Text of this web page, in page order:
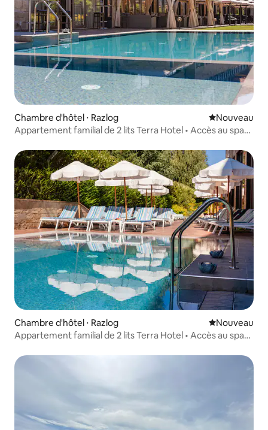
Chambre d'hôtel ⋅ Razlog Nouvel
Nouveau
Appartement familial de 2 lits Terra Hotel • Accès au spa
Chambre d'hôtel ⋅ Razlog Nouvel
Nouveau
Appartement familial de 2 lits Terra Hotel • Accès au spa